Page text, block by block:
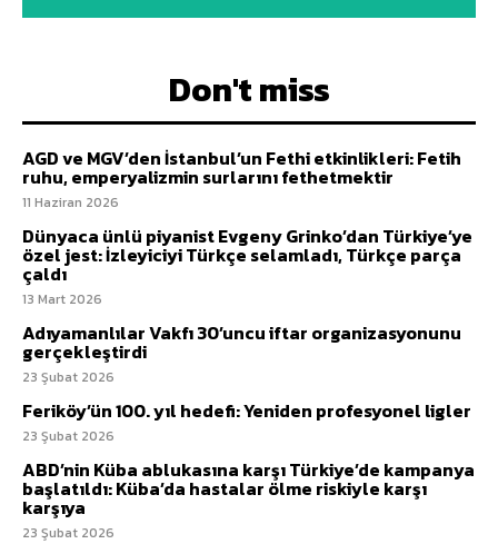
Don't miss
AGD ve MGV’den İstanbul’un Fethi etkinlikleri: Fetih
ruhu, emperyalizmin surlarını fethetmektir
11 Haziran 2026
Dünyaca ünlü piyanist Evgeny Grinko’dan Türkiye’ye
özel jest: İzleyiciyi Türkçe selamladı, Türkçe parça
çaldı
13 Mart 2026
Adıyamanlılar Vakfı 30’uncu iftar organizasyonunu
gerçekleştirdi
23 Şubat 2026
Feriköy’ün 100. yıl hedefi: Yeniden profesyonel ligler
23 Şubat 2026
ABD’nin Küba ablukasına karşı Türkiye’de kampanya
başlatıldı: Küba’da hastalar ölme riskiyle karşı
karşıya
23 Şubat 2026